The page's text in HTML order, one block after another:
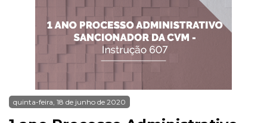
quinta-feira, 18 de junho de 2020